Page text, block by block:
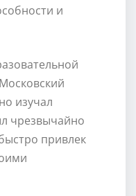
и
изучал
чрезвычайно
привлек